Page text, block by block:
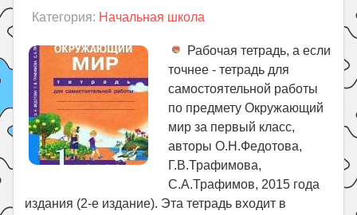
Категория: Начальная школа
Рабочая тетрадь, а если
точнее - тетрадь для
самостоятельной работы
по предмету Окружающий
мир за первый класс,
авторы О.Н.Федотова,
Г.В.Трафимова,
С.А.Трафимов, 2015 года
издания (2-е издание). Эта тетрадь входит в